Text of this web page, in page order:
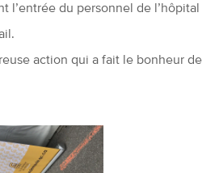
l’entrée du personnel de l’hôpital
action qui a fait le bonheur de